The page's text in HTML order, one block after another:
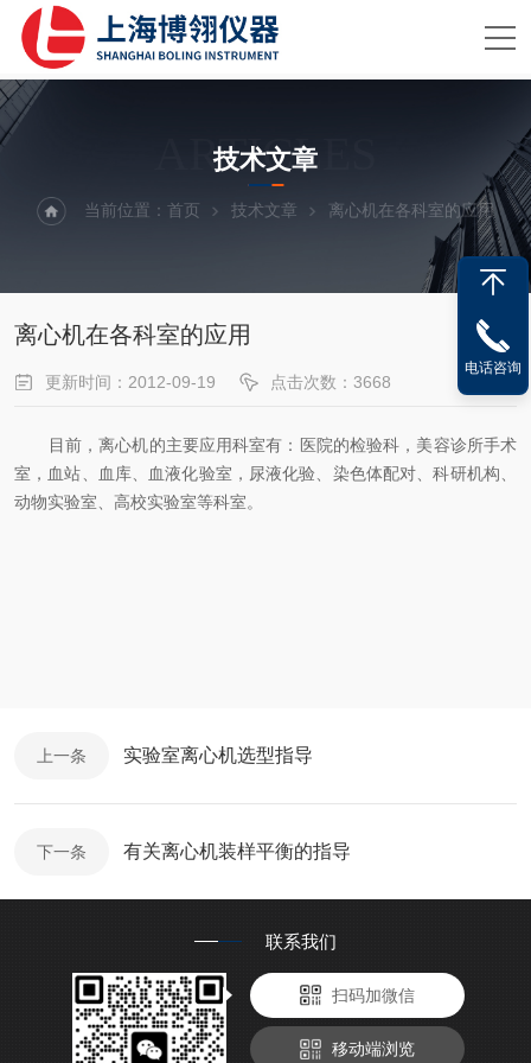
ARTICLES
技术文章
当前位置： 首页 技术文章 离心机在各科室的应用
离心机在各科室的应用
更新时间：2012-09-19 点击次数：3668
目前，离心机的主要应用科室有：医院的检验科，美容诊所手术
室，血站、血库、血液化验室，尿液化验、染色体配对、科研机构、
动物实验室、高校实验室等科室。
上一条 实验室离心机选型指导
下一条 有关离心机装样平衡的指导
联系我们
扫码加微信
移动端浏览
电话咨询